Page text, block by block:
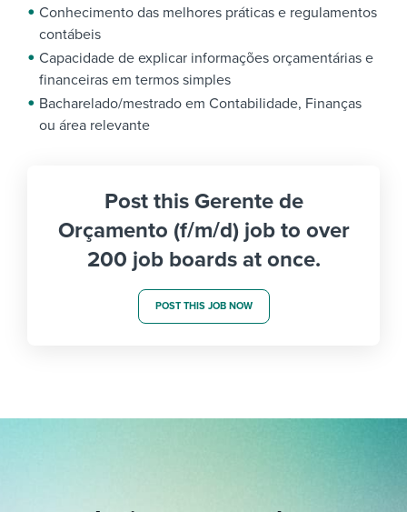
Conhecimento das melhores práticas e regulamentos
contábeis
Capacidade de explicar informações orçamentárias e
financeiras em termos simples
Bacharelado/mestrado em Contabilidade, Finanças
ou área relevante
Post this Gerente de
Orçamento (f/m/d) job to over
200 job boards at once.
POST THIS JOB NOW